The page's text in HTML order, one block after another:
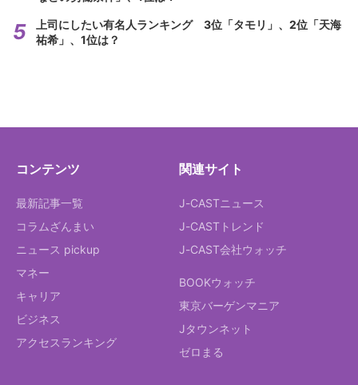
上司にしたい有名人ランキング 3位「タモリ」、2位「天海
祐希」、1位は？
コンテンツ
最新記事一覧
コラムざんまい
ニュース pickup
マネー
キャリア
ビジネス
アクセスランキング
関連サイト
J-CASTニュース
J-CASTトレンド
J-CAST会社ウォッチ
BOOKウォッチ
東京バーゲンマニア
Jタウンネット
ゼロまる